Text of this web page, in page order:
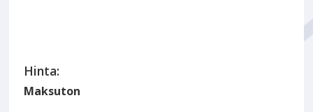
Hinta:
Maksuton